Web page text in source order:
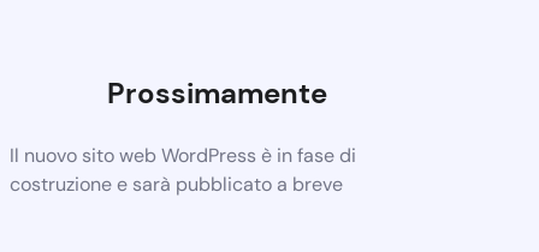
Prossimamente
Il nuovo sito web WordPress è in fase di
costruzione e sarà pubblicato a breve